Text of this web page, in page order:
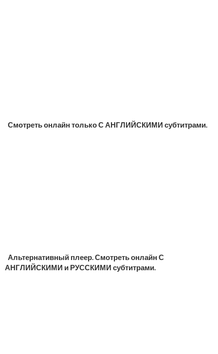
Смотреть онлайн только С АНГЛИЙСКИМИ субтитрами.
Альтернативный плеер. Смотреть онлайн С
АНГЛИЙСКИМИ и РУССКИМИ субтитрами.